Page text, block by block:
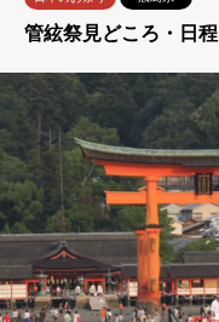
管絃祭見どころ・日程